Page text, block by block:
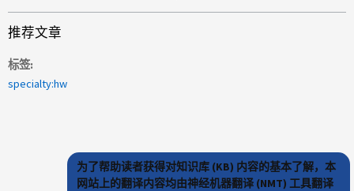
推荐文章
标签
specialty:hw
为了帮助读者获得对知识库 (KB) 内容的基本了解，本
网站上的翻译内容均由神经机器翻译 (NMT) 工具翻译